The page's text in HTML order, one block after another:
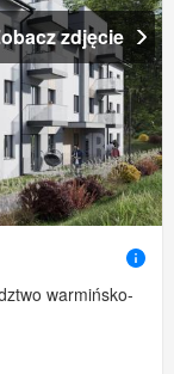
zdjęcie
warmińsko-